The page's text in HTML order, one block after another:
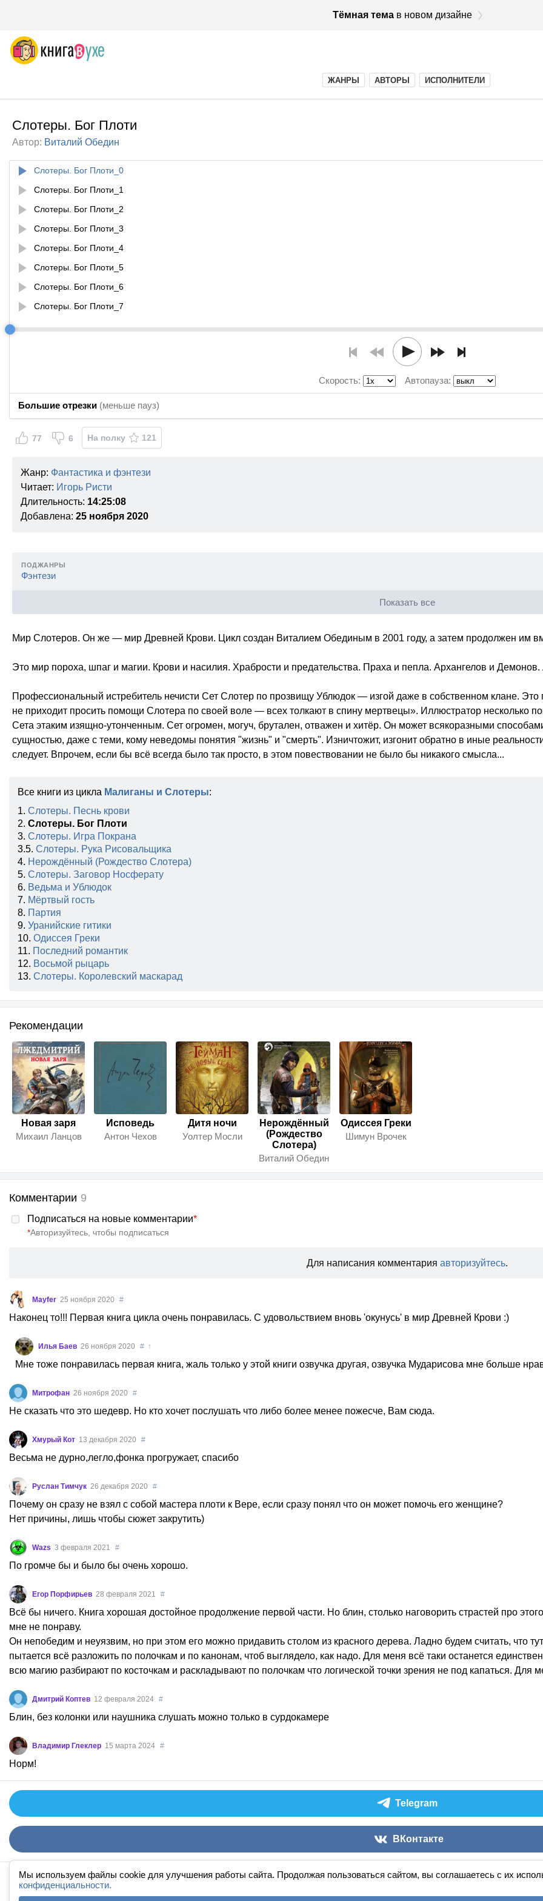
Мы используем файлы cookie для улучшения работы сайта. Продолжая пользоваться сайтом, вы соглашаетесь с их
конфиденциальности.
Тёмная темав новом дизайне
ЖАНРЫ АВТОРЫ ИСПОЛНИТЕЛИ
Слотеры. Бог Плоти
Автор: Виталий Обедин
Слотеры. Бог Плоти_0
Слотеры. Бог Плоти_1
Слотеры. Бог Плоти_2
Слотеры. Бог Плоти_3
Слотеры. Бог Плоти_4
Слотеры. Бог Плоти_5
Слотеры. Бог Плоти_6
Слотеры. Бог Плоти_7
Скорость: Автопауза:
Большие отрезки (меньше пауз)
77 6 На полку 121
Жанр: Фантастика и фэнтези
Читает: Игорь Ристи
Длительность: 14:25:08
Добавлена: 25 ноября 2020
ПОДЖАНРЫ
Фэнтези
Показать все
Мир Слотеров. Он же — мир Древней Крови. Цикл создан Виталием Обединым в 2001 году, а затем продолжен им
Это мир пороха, шпаг и магии. Крови и насилия. Храбрости и предательства. Праха и пепла. Архангелов и
Профессиональный истребитель нечисти Сет Слотер по прозвищу Ублюдок — изгой даже в собственном клане. Это
не приходит просить помощи Слотера по своей воле — всех толкают в спину мертвецы». Иллюстратор несколько
Сета этаким изящно-утонченным. Сет огромен, могуч, брутален, отважен и хитёр. Он может всякоразными
сущностью, даже с теми, кому неведомы понятия "жизнь" и "смерть". Изничтожит, изгонит обратно в иные
следует. Впрочем, если бы всё всегда было так просто, в этом повествовании не было бы никакого смысла...
Все книги из цикла Малиганы и Слотеры:
1. Слотеры. Песнь крови
2. Слотеры. Бог Плоти
3. Слотеры. Игра Покрана
3.5. Слотеры. Рука Рисовальщика
4. Нерождённый (Рождество Слотера)
5. Слотеры. Заговор Носферату
6. Ведьма и Ублюдок
7. Мёртвый гость
8. Партия
9. Уранийские гитики
10. Одиссея Греки
11. Последний романтик
12. Восьмой рыцарь
13. Слотеры. Королевский маскарад
Рекомендации
Новая заря
Михаил Ланцов
Исповедь
Антон Чехов
Дитя ночи
Уолтер Мосли
Нерождённый
(Рождество
Слотера)
Виталий Обедин
Одиссея Греки
Шимун Врочек
Комментарии 9
Подписаться на новые комментарии*
*Авторизуйтесь, чтобы подписаться
Для написания комментария авторизуйтесь.
Mayfer 25 ноября 2020 #
Наконец то!!! Первая книга цикла очень понравилась. С удовольствием вновь 'окунусь' в мир Древней Крови :)
Илья Баев 26 ноября 2020 # ↑
Мне тоже понравилась первая книга, жаль только у этой книги озвучка другая, озвучка Мударисова мне больше
Митрофан 26 ноября 2020 #
Не сказать что это шедевр. Но кто хочет послушать что либо более менее пожесче, Вам сюда.
Хмурый Кот 13 декабря 2020 #
Весьма не дурно,легло,фонка прогружает, спасибо
Руслан Тимчук 26 декабря 2020 #
Почему он сразу не взял с собой мастера плоти к Вере, если сразу понял что он может помочь его женщине?
Нет причины, лишь чтобы сюжет закрутить)
Wazs 3 февраля 2021 #
По громче бы и было бы очень хорошо.
Егор Порфирьев 28 февраля 2021 #
Всё бы ничего. Книга хорошая достойное продолжение первой части. Но блин, столько наговорить страстей про
мне не понраву.
Он непобедим и неуязвим, но при этом его можно придавить столом из красного дерева. Ладно будем считать, что
пытается всё разложить по полочкам и по канонам, чтоб выглядело, как надо. Для меня всё таки останется
всю магию разбирают по косточкам и раскладывают по полочкам что логической точки зрения не под капаться. Для
Дмитрий Коптев 12 февраля 2024 #
Блин, без колонки или наушника слушать можно только в сурдокамере
Владимир Глеклер 15 марта 2024 #
Норм!
Telegram
ВКонтакте
Аудиокниги слушать онлайн книгавухе© 2026
По всем вопросам:admin@knigavuhe.ru